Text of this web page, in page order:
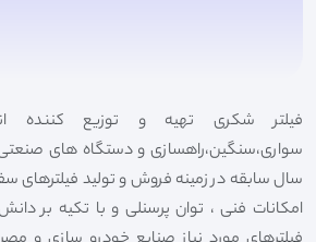
فیلتر شکری تهیه و توزیع کننده
سال سابقه در زمینه فروش و تولید فیلترهای
امکانات فنی ، توان پرسنلی و با تکیه بر